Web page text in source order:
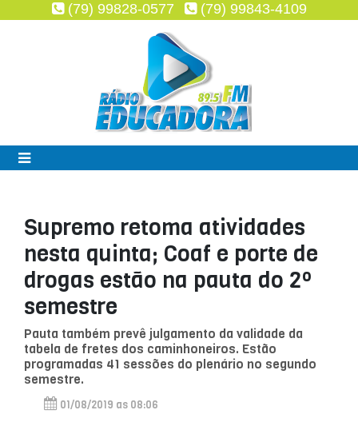
(79) 99828-0577 (79) 99843-4109
Supremo retoma atividades
nesta quinta; Coaf e porte de
drogas estão na pauta do 2º
semestre
Pauta também prevê julgamento da validade da
tabela de fretes dos caminhoneiros. Estão
programadas 41 sessões do plenário no segundo
semestre.
01/08/2019 as 08:06